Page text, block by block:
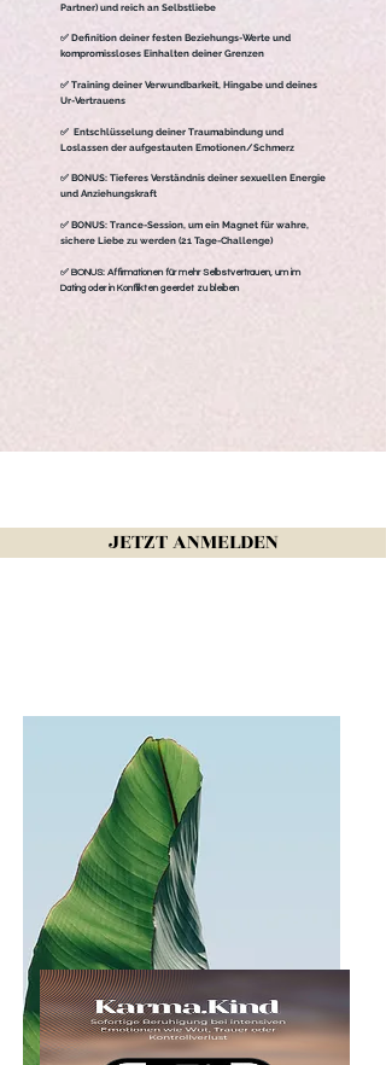
Partner) und reich an Selbstliebe
✅ Definition deiner festen Beziehungs-Werte und
kompromissloses Einhalten deiner Grenzen
✅ Training deiner Verwundbarkeit, Hingabe und deines
Ur-Vertrauens
✅ Entschlüsselung deiner Traumabindung und
Loslassen der aufgestauten Emotionen/Schmerz
✅ BONUS: Tieferes Verständnis deiner sexuellen Energie
und Anziehungskraft
✅ BONUS: Trance-Session, um ein Magnet für wahre,
sichere Liebe zu werden (21 Tage-Challenge)
✅ BONUS: Affirmationen für mehr Selbstvertrauen, um im
Dating oder inKonfliktengeerdet zu bleiben
JETZT ANMELDEN